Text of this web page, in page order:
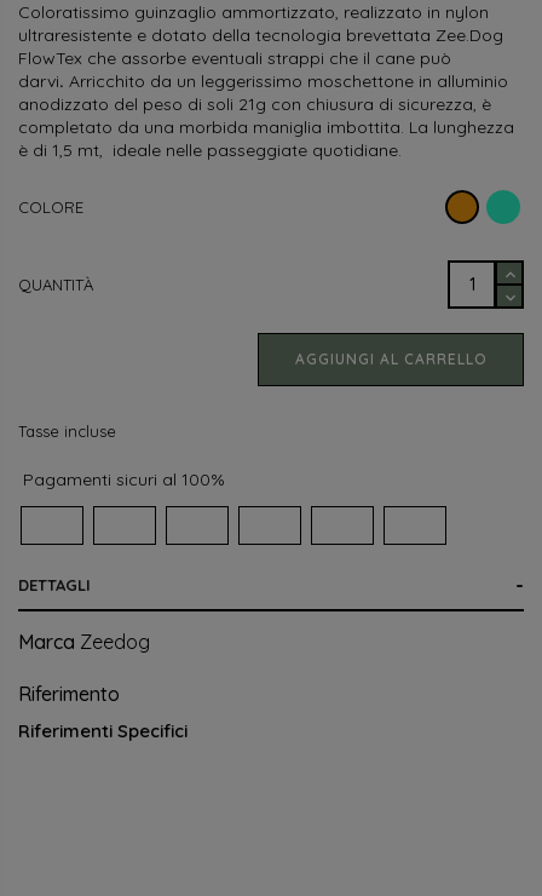
Coloratissimo guinzaglio ammortizzato, realizzato in nylon
ultraresistente e dotato della tecnologia brevettata Zee.Dog
FlowTex che assorbe eventuali strappi che il cane può
darvi. Arricchito da un leggerissimo moschettone in alluminio
anodizzato del peso di soli 21g con chiusura di sicurezza, è
completato da una morbida maniglia imbottita. La lunghezza
è di 1,5 mt, ideale nelle passeggiate quotidiane.
COLORE
QUANTITÀ
AGGIUNGI AL CARRELLO
Tasse incluse
Pagamenti sicuri al 100%
DETTAGLI
Marca Zeedog
Riferimento
Riferimenti Specifici